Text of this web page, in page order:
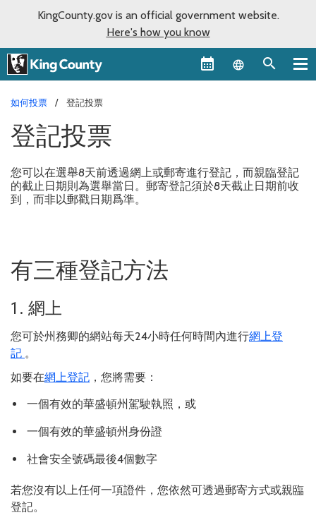
KingCounty.gov is an official government website.
Here's how you know
Language
如何投票 登記投票
登記投票
您可以在選舉8天前透過網上或郵寄進行登記，而親臨登記
的截止日期則為選舉當日。郵寄登記須於8天截止日期前收
到，而非以郵戳日期爲準。
有三種登記方法
1. 網上
您可於州務卿的網站每天24小時任何時間內進行網上登
記 。
如要在網上登記 ，您將需要：
一個有效的華盛頓州駕駛執照，或
一個有效的華盛頓州身份證
社會安全號碼最後4個數字
若您沒有以上任何一項證件，您依然可透過郵寄方式或親臨
登記。